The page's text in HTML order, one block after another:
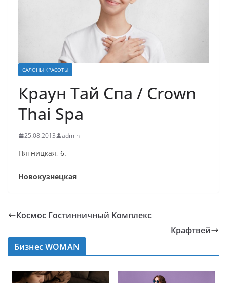
САЛОНЫ КРАСОТЫ
Краун Тай Спа / Crown
Thai Spa
25.08.2013 admin
Пятницкая, 6.
Новокузнецкая
Космос Гостинничный Комплекс
Крафтвей
Бизнес WOMAN